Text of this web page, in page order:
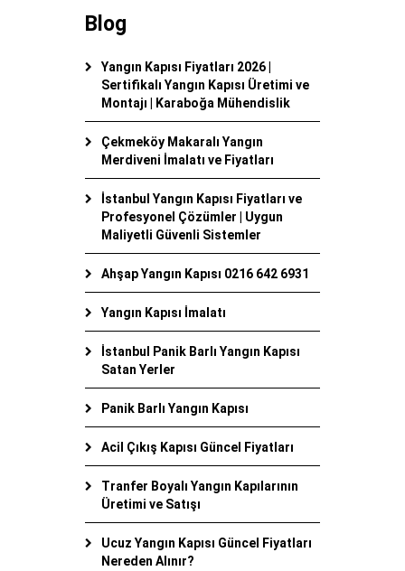
Blog
Yangın Kapısı Fiyatları 2026 |
Sertifikalı Yangın Kapısı Üretimi ve
Montajı | Karaboğa Mühendislik
Çekmeköy Makaralı Yangın
Merdiveni İmalatı ve Fiyatları
İstanbul Yangın Kapısı Fiyatları ve
Profesyonel Çözümler | Uygun
Maliyetli Güvenli Sistemler
Ahşap Yangın Kapısı 0216 642 6931
Yangın Kapısı İmalatı
İstanbul Panik Barlı Yangın Kapısı
Satan Yerler
Panik Barlı Yangın Kapısı
Acil Çıkış Kapısı Güncel Fiyatları
Tranfer Boyalı Yangın Kapılarının
Üretimi ve Satışı
Ucuz Yangın Kapısı Güncel Fiyatları
Nereden Alınır?